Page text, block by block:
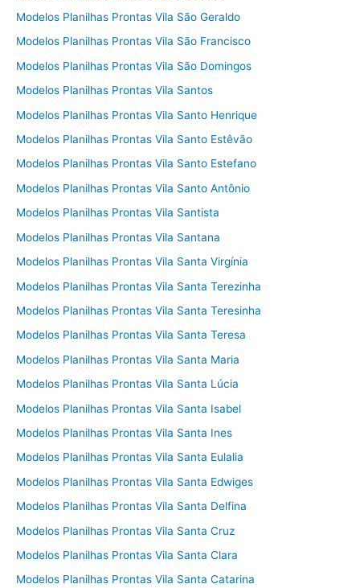
Modelos Planilhas Prontas Vila São Geraldo
Modelos Planilhas Prontas Vila São Francisco
Modelos Planilhas Prontas Vila São Domingos
Modelos Planilhas Prontas Vila Santos
Modelos Planilhas Prontas Vila Santo Henrique
Modelos Planilhas Prontas Vila Santo Estêvão
Modelos Planilhas Prontas Vila Santo Estefano
Modelos Planilhas Prontas Vila Santo Antônio
Modelos Planilhas Prontas Vila Santista
Modelos Planilhas Prontas Vila Santana
Modelos Planilhas Prontas Vila Santa Virgínia
Modelos Planilhas Prontas Vila Santa Terezinha
Modelos Planilhas Prontas Vila Santa Teresinha
Modelos Planilhas Prontas Vila Santa Teresa
Modelos Planilhas Prontas Vila Santa Maria
Modelos Planilhas Prontas Vila Santa Lúcia
Modelos Planilhas Prontas Vila Santa Isabel
Modelos Planilhas Prontas Vila Santa Ines
Modelos Planilhas Prontas Vila Santa Eulalia
Modelos Planilhas Prontas Vila Santa Edwiges
Modelos Planilhas Prontas Vila Santa Delfina
Modelos Planilhas Prontas Vila Santa Cruz
Modelos Planilhas Prontas Vila Santa Clara
Modelos Planilhas Prontas Vila Santa Catarina